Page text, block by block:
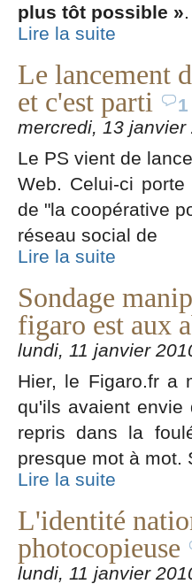
plus tôt possible ».
Lire la suite
Le lancement
et c'est parti
1
mercredi, 13 janvier
Le PS vient de
Web. Celui-ci
de "la coopérative
réseau social de
Lire la suite
Sondage
figaro est aux
lundi, 11 janvier
Hier, le Figaro.fr a
qu'ils avaient
repris dans la
presque mot à mot.
Lire la suite
L'identité
photocopieuse
lundi, 11 janvier